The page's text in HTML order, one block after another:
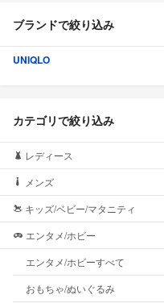
ブランドで絞り込み
UNIQLO
カテゴリで絞り込み
レディース
メンズ
キッズ/ベビー/マタニティ
エンタメ/ホビー
エンタメ/ホビーすべて
おもちゃ/ぬいぐるみ